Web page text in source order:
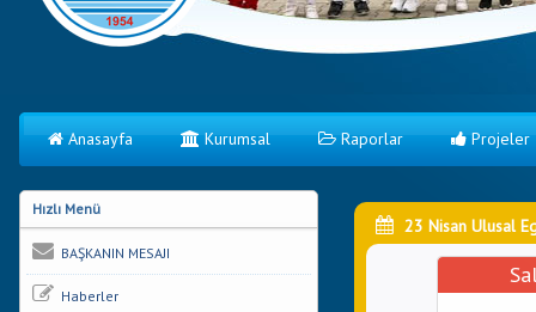
Anasayfa Kurumsal Raporlar Projeler
Hızlı Menü
BAŞKANIN MESAJI
Haberler
23 Nisan Ulusal